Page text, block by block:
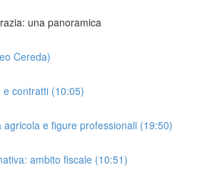
una panoramica
Cereda)
contratti (10:05)
agricola e figure professionali (19:50)
ambito fiscale (10:51)